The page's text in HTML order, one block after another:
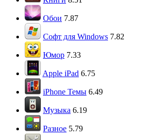
Обои 7.87
Софт для Windows 7.82
Юмор 7.33
Apple iPad 6.75
iPhone Темы 6.49
Музыка 6.19
Разное 5.79